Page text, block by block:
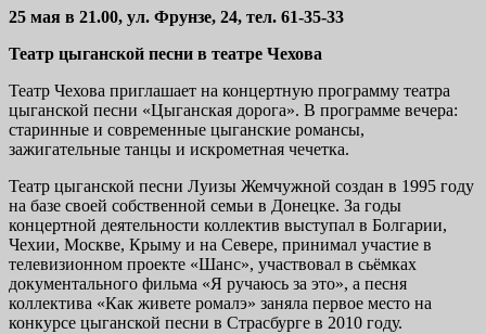
25 мая в 21.00, ул. Фрунзе, 24, тел. 61-35-33
Театр цыганской песни в театре Чехова
Театр Чехова приглашает на концертную программу театра
цыганской песни «Цыганская дорога». В программе вечера:
старинные и современные цыганские романсы,
зажигательные танцы и искрометная чечетка.
Театр цыганской песни Луизы Жемчужной создан в 1995 году
на базе своей собственной семьи в Донецке. За годы
концертной деятельности коллектив выступал в Болгарии,
Чехии, Москве, Крыму и на Севере, принимал участие в
телевизионном проекте «Шанс», участвовал в сьёмках
документального фильма «Я ручаюсь за это», а песня
коллектива «Как живете ромалэ» заняла первое место на
конкурсе цыганской песни в Страсбурге в 2010 году.